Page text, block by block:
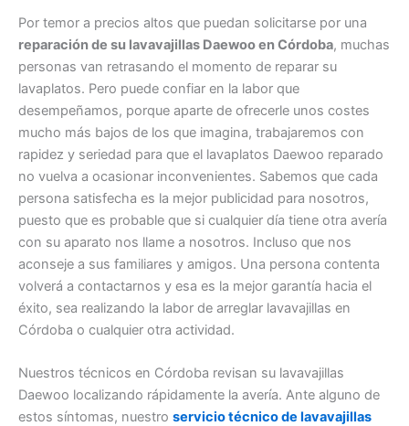
Por temor a precios altos que puedan solicitarse por una
reparación de su lavavajillas Daewoo en Córdoba, muchas
personas van retrasando el momento de reparar su
lavaplatos. Pero puede confiar en la labor que
desempeñamos, porque aparte de ofrecerle unos costes
mucho más bajos de los que imagina, trabajaremos con
rapidez y seriedad para que el lavaplatos Daewoo reparado
no vuelva a ocasionar inconvenientes. Sabemos que cada
persona satisfecha es la mejor publicidad para nosotros,
puesto que es probable que si cualquier día tiene otra avería
con su aparato nos llame a nosotros. Incluso que nos
aconseje a sus familiares y amigos. Una persona contenta
volverá a contactarnos y esa es la mejor garantía hacia el
éxito, sea realizando la labor de arreglar lavavajillas en
Córdoba o cualquier otra actividad.
Nuestros técnicos en Córdoba revisan su lavavajillas
Daewoo localizando rápidamente la avería. Ante alguno de
estos síntomas, nuestro servicio técnico de lavavajillas